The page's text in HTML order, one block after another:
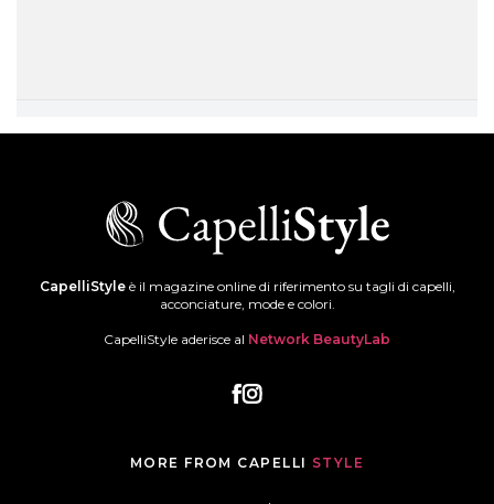
CapelliStyleè il magazine online di riferimento su tagli di capelli,
acconciature, mode e colori.
CapelliStyle aderisce al Network BeautyLab
MORE FROM CAPELLI STYLE